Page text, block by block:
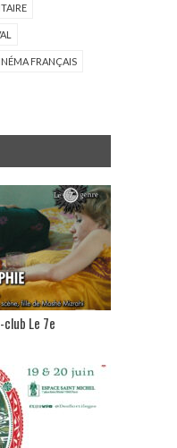
FRANÇAIS
club Le 7e